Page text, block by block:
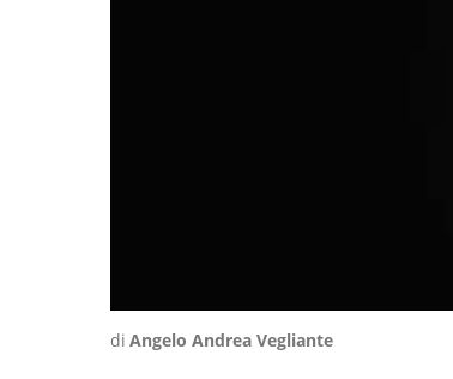
di Angelo Andrea Vegliante